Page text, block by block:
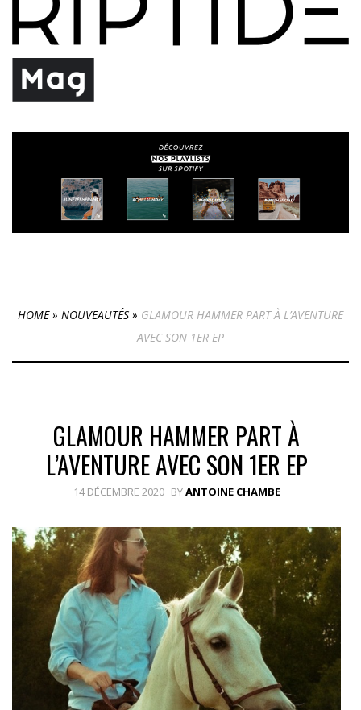
HOME» NOUVEAUTÉS » GLAMOUR HAMMER PART À L’AVENTURE
AVEC SON 1ER EP
GLAMOUR HAMMER PART À
L’AVENTURE AVEC SON 1ER EP
14 DÉCEMBRE 2020 BYANTOINE CHAMBE